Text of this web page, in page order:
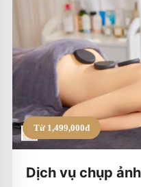
Từ 1,499,000đ
Dịch vụ chụp